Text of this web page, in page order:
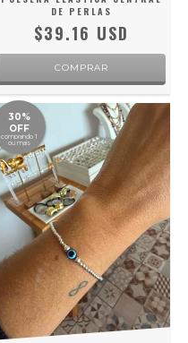
DE PERLAS
$39.16 USD
30%
OFF
comprando 1
ou mais